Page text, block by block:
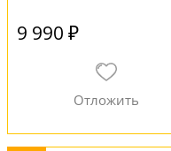
9 990 ₽